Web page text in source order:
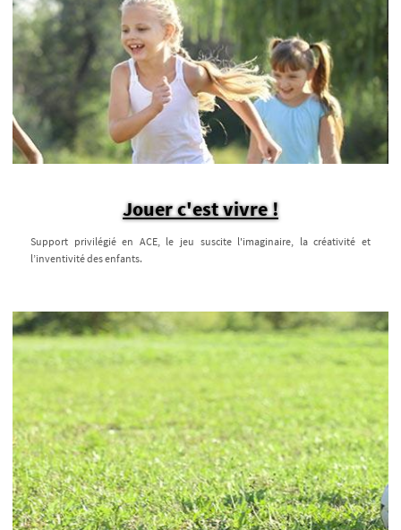
Jouer c'est vivre !
Support privilégié en ACE, le jeu suscite l'imaginaire, la créativité et
l’inventivité des enfants.